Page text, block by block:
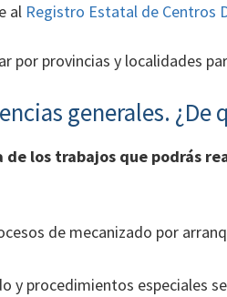
al Registro Estatal de Centros
por provincias y localidades
generales. ¿De
de los trabajos que podrás
de mecanizado por
y procedimientos especiales